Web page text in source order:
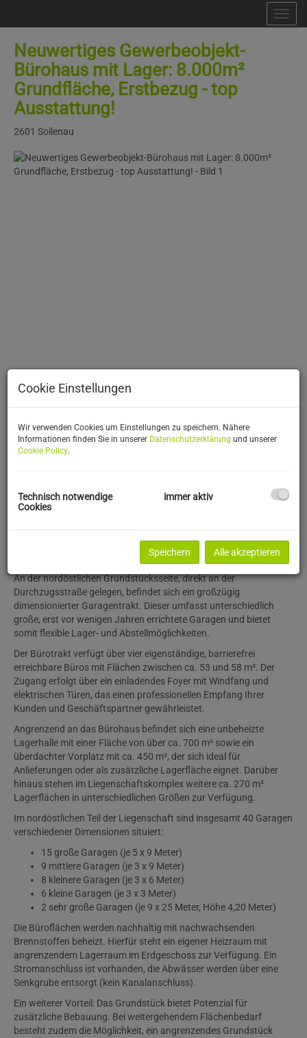
Neuwertiges Gewerbeobjekt-
Bürohaus mit Lager: 8.000m²
Grundfläche, Erstbezug - top
Ausstattung!
2601 Sollenau
angeschlossener Lagerhalle errichtet, das vielfältige
Nutzungsmöglichkeiten für Unternehmen unterschiedlichster
An der nordöstlichen Grundstücksseite, direkt an der
Durchzugsstraße gelegen, befindet sich ein großzügig
dimensionierter Garagentrakt. Dieser umfasst unterschiedlich
große, erst vor wenigen Jahren errichtete Garagen und bietet
somit flexible Lager- und Abstellmöglichkeiten.
Der Bürotrakt verfügt über vier eigenständige, barrierefrei
erreichbare Büros mit Flächen zwischen ca. 53 und 58 m². Der
Zugang erfolgt über ein einladendes Foyer mit Windfang und
elektrischen Türen, das einen professionellen Empfang Ihrer
Kunden und Geschäftspartner gewährleistet.
Angrenzend an das Bürohaus befindet sich eine unbeheizte
Lagerhalle mit einer Fläche von über ca. 700 m² sowie ein
überdachter Vorplatz mit ca. 450 m², der sich ideal für
Anlieferungen oder als zusätzliche Lagerfläche eignet. Darüber
hinaus stehen im Liegenschaftskomplex weitere ca. 270 m²
Lagerflächen in unterschiedlichen Größen zur Verfügung.
Im nordöstlichen Teil der Liegenschaft sind insgesamt 40 Garagen
verschiedener Dimensionen situiert:
15 große Garagen (je 5 x 9 Meter)
9 mittlere Garagen (je 3 x 9 Meter)
8 kleinere Garagen (je 3 x 6 Meter)
6 kleine Garagen (je 3 x 3 Meter)
2 sehr große Garagen (je 9 x 25 Meter, Höhe 4,20 Meter)
Die Büroflächen werden nachhaltig mit nachwachsenden
Brennstoffen beheizt. Hierfür steht ein eigener Heizraum mit
angrenzendem Lagerraum im Erdgeschoss zur Verfügung. Ein
Stromanschluss ist vorhanden, die Abwässer werden über eine
Senkgrube entsorgt (kein Kanalanschluss).
Ein weiterer Vorteil: Das Grundstück bietet Potenzial für
zusätzliche Bebauung. Bei weitergehendem Flächenbedarf
besteht zudem die Möglichkeit, ein angrenzendes Grundstück
Cookie Einstellungen
Wir verwenden Cookies um Einstellungen zu speichern. Nähere
Informationen finden Sie in unserer Datenschutzerklärung und unserer
Cookie Policy.
Technisch notwendige
Cookies
immer aktiv
Speichern Alle akzeptieren